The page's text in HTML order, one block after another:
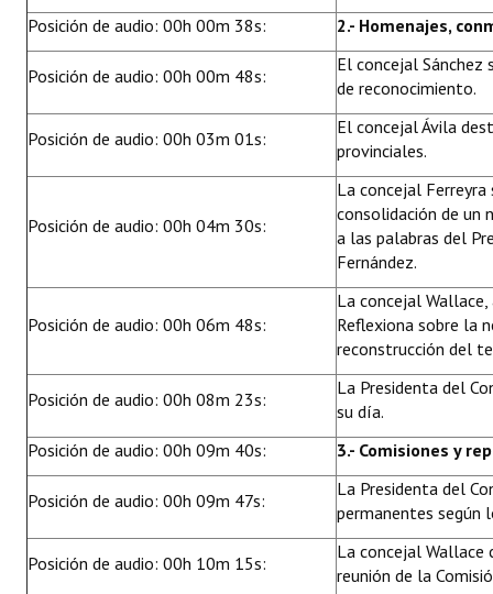
Registros y Distinciones
Audiencias Públicas - Registro
Ciudadano Ilustre - Registro
Banca del Vecino - Registro
Huéspedes de Honor - Registro
Bariloche, Municipio intercultural
Entrega de distinciones
Posición de audio: 00h 00m 38s:
2.- Homenajes,
Posición de audio: 00h 00m 48s:
El concejal Sánchez
de reconocimiento.
Posición de audio: 00h 03m 01s:
El concejal Ávila
provinciales.
Posición de audio: 00h 04m 30s:
La concejal
consolidación de un
a las palabras del
Fernández.
Posición de audio: 00h 06m 48s:
La concejal
Reflexiona sobre la
reconstrucción del
Posición de audio: 00h 08m 23s:
La Presidenta del
su día.
Posición de audio: 00h 09m 40s:
3.- Comisiones y
Posición de audio: 00h 09m 47s:
La Presidenta del
permanentes según
Posición de audio: 00h 10m 15s:
La concejal
reunión de la